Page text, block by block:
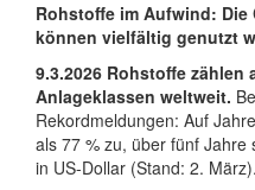
Rohstoffe im Aufwind:
können vielfältig genutzt
9.3.2026 Rohstoffe
Anlageklassen weltweit.
Rekordmeldungen: Auf
als 77 % zu, über fünf
in US-Dollar (Stand: 2. März).